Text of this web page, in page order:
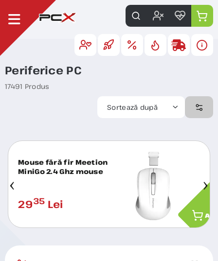
Periferice PC
17491 Produs
Sortează după
Mouse fără fir Meetion
MiniGo 2.4 Ghz mouse
2935 Lei